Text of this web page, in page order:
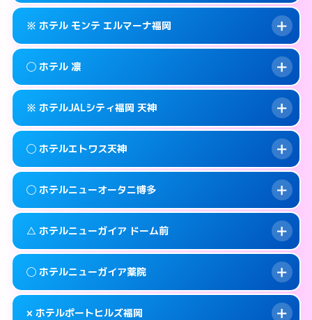
info このホテルの詳細ページを見る →
info このホテルの詳細ページを見る →
案内方法: 状況により派遣できません。
smartphone 092-406-1331
map 福岡市中央区西中洲12-18
info このホテルの詳細ページを見る →
案内方法:
smartphone 092-771-7717
map 福岡市中央区春吉3-14-27
info このホテルの詳細ページを見る →
※ ホテル モンテ エルマーナ福岡
案内方法:カードキーにつきホテルの入り口で
待ち合わせ。
info このホテルの詳細ページを見る →
◯ ホテル 凛
案内方法:
女性が直接お部屋まで伺います。
smartphone 092-718-8300
map 福岡市中央区春吉3-14-14
info このホテルの詳細ページを見る →
※ ホテルJALシティ福岡 天神
案内方法:
カードキーにつきホテルの入り口で
待ち合わせ。
info このホテルの詳細ページを見る →
◯ ホテルエトワス天神
案内方法:
女性が直接お部屋まで伺います。
smartphone 092-737-3233
map 福岡市中央区天神3-5-18
info このホテルの詳細ページを見る →
◯ ホテルニューオータニ博多
案内方法:
女性が直接お部屋まで伺います。
smartphone 092-714-1111
map 福岡市中央区渡辺通1-1-2
△ ホテルニューガイア ドーム前
案内方法: 状況により派遣できません。
◯ ホテルニューガイア薬院
× ホテルポートヒルズ福岡